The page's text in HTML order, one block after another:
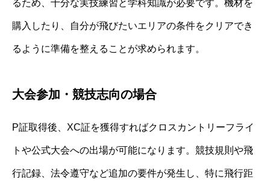
るため、十分な実技練習と学科知識が必要です。機材を
購入したり、自分が飛びたいエリアの条件をクリアでき
るように準備を整えることが求められます。
大会参加・競技志向の場合
P証取得後、XC証を獲得すればクロスカントリーフライ
トや公式大会への出場が可能になります。競技規則や飛
行記録、法令遵守など追加の要件が発生し、特に飛行距